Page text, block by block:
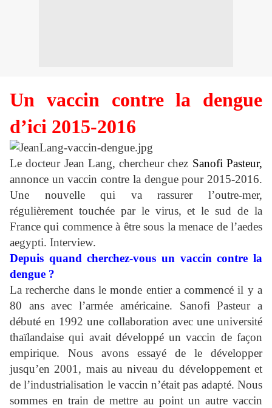
Un vaccin contre la dengue
d’ici 2015-2016
Le docteur Jean Lang, chercheur chez Sanofi Pasteur,
annonce un vaccin contre la dengue pour 2015-2016.
Une nouvelle qui va rassurer l’outre-mer,
régulièrement touchée par le virus, et le sud de la
France qui commence à être sous la menace de l’aedes
aegypti. Interview.
Depuis quand cherchez-vous un vaccin contre la
dengue ?
La recherche dans le monde entier a commencé il y a
80 ans avec l’armée américaine. Sanofi Pasteur a
débuté en 1992 une collaboration avec une université
thaïlandaise qui avait développé un vaccin de façon
empirique. Nous avons essayé de le développer
jusqu’en 2001, mais au niveau du développement et
de l’industrialisation le vaccin n’était pas adapté. Nous
sommes en train de mettre au point un autre vaccin